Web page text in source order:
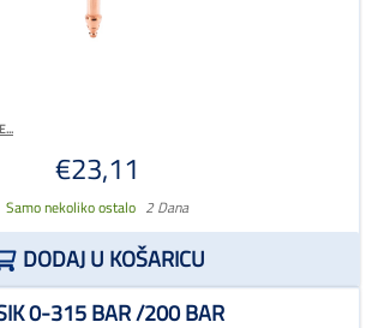
€23,11
Samo nekoliko ostalo 2 Dana
DODAJ U KOŠARICU
0-315 BAR /200 BAR